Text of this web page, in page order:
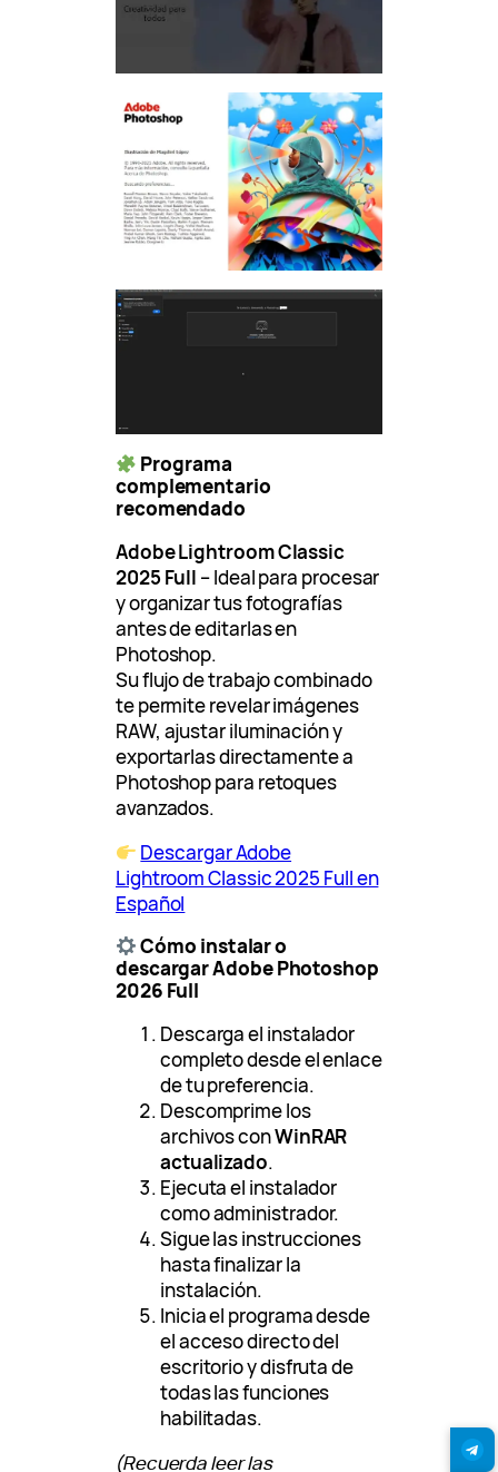
Programa
complementario
recomendado
Adobe Lightroom Classic
2025 Full – Ideal para procesar
y organizar tus fotografías
antes de editarlas en
Photoshop.
Su flujo de trabajo combinado
te permite revelar imágenes
RAW, ajustar iluminación y
exportarlas directamente a
Photoshop para retoques
avanzados.
Descargar Adobe
Lightroom Classic 2025 Full en
Español
Cómo instalar o
descargar Adobe Photoshop
2026 Full
Descarga el instalador
completo desde el enlace
de tu preferencia.
Descomprime los
archivos conWinRAR
actualizado.
Ejecuta el instalador
como administrador.
Sigue las instrucciones
hasta finalizar la
instalación.
Inicia el programa desde
el acceso directo del
escritorio y disfruta de
todas las funciones
habilitadas.
(Recuerda leer las